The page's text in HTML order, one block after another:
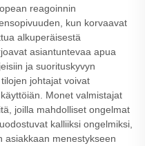
reagoinnin
kun korvaavat
alkuperäisestä
asiantuntevaa apua
ja suorituskyvyn
johtajat voivat
Monet valmistajat
joilla mahdolliset ongelmat
kalliiksi ongelmiksi,
asiakkaan menestykseen